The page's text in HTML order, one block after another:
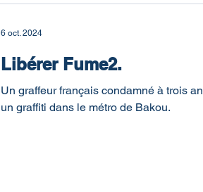
Libérer Fume2.
Un graffeur français condamné à trois
un graffiti dans le métro de Bakou.
6 oct. 2024